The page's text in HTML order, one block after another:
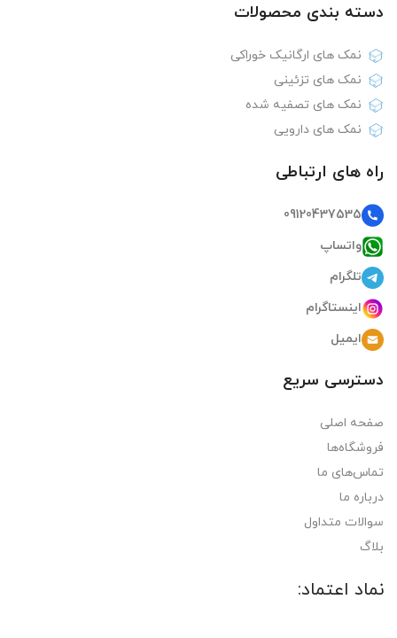
دسته بندی‌ محصولات
نمک های ارگانیک خوراکی
نمک های تزئینی
نمک های تصفیه شده
نمک های دارویی
راه های ارتباطی
09120437535
واتساپ
تلگرام
اینستاگرام
ایمیل
دسترسی سریع
صفحه اصلی
فروشگاه‌ها
تماس‌های ما
درباره ما
سوالات متداول
بلاگ
نماد اعتماد: